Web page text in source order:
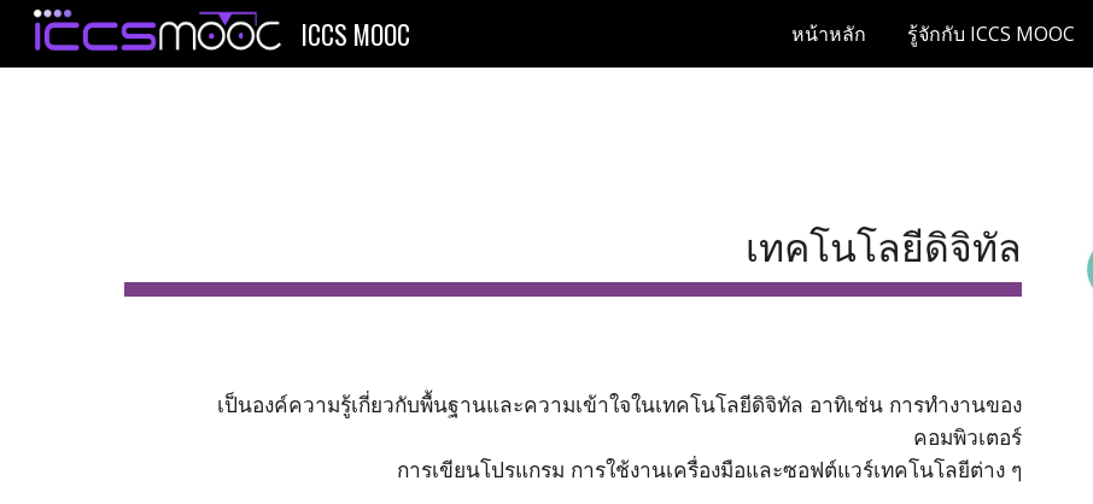
Skip to navigation
ICCS MOOC หน้าหลัก รู้จักกับ ICCS MOOC
เทคโนโลยีดิจิทัล
เป็นองค์ความรู้เกี่ยวกับพื้นฐานและความเข้าใจในเทคโนโลยีดิจิทัล อาทิเช่น การทำงานของ
คอมพิวเตอร์
การเขียนโปรแกรม การใช้งานเครื่องมือและซอฟต์แวร์เทคโนโลยีต่าง ๆ